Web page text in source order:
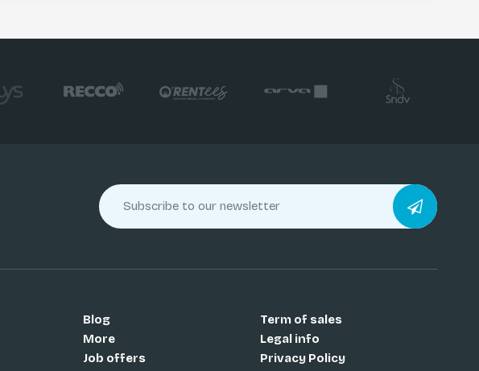
Blog
More
Job offers
Term of sales
Legal info
Privacy Policy